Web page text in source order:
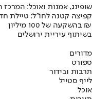
שופינג, אמנות ואוכל:
קפיצה קטנה לחו"ל: טיילת
בהשקעה של 100 מיליון ₪
בשיתוף עיריית ירושלים
מדורים
ספורט
תרבות ובידור
לייף סטייל
אוכל